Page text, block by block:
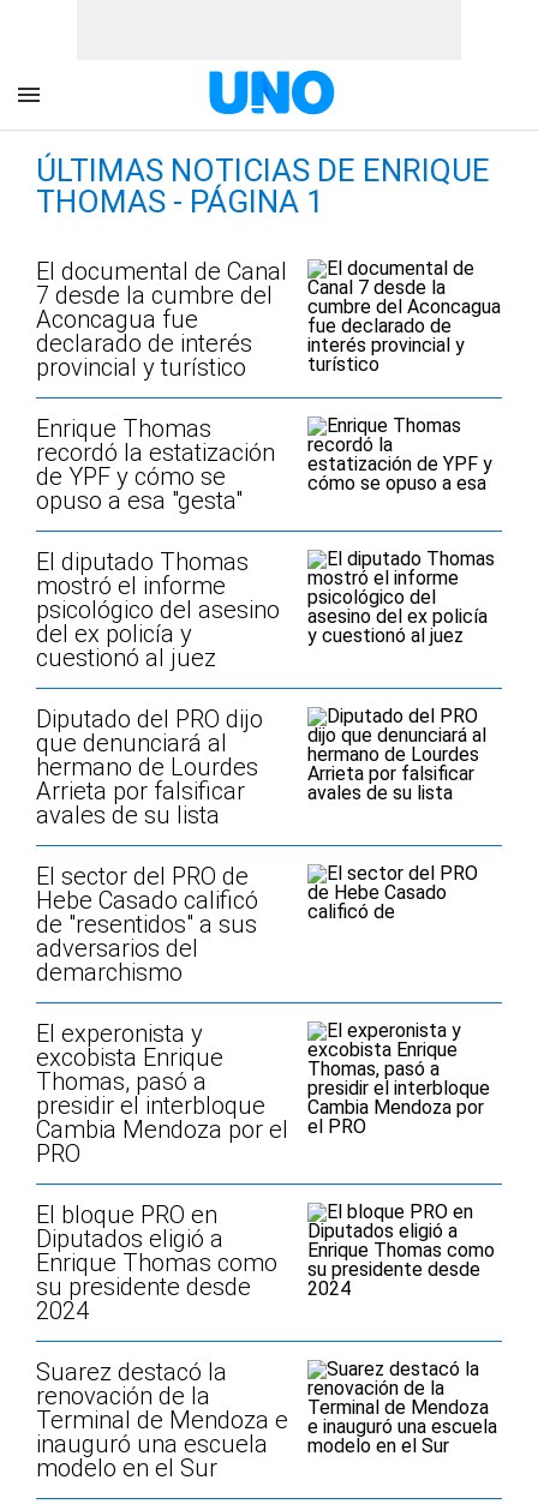
ÚLTIMAS NOTICIAS DE ENRIQUE
THOMAS - PÁGINA 1
El documental de Canal
7 desde la cumbre del
Aconcagua fue
declarado de interés
provincial y turístico
Enrique Thomas
recordó la estatización
de YPF y cómo se
opuso a esa "gesta"
El diputado Thomas
mostró el informe
psicológico del asesino
del ex policía y
cuestionó al juez
Diputado del PRO dijo
que denunciará al
hermano de Lourdes
Arrieta por falsificar
avales de su lista
El sector del PRO de
Hebe Casado calificó
de "resentidos" a sus
adversarios del
demarchismo
El experonista y
excobista Enrique
Thomas, pasó a
presidir el interbloque
Cambia Mendoza por el
PRO
El bloque PRO en
Diputados eligió a
Enrique Thomas como
su presidente desde
2024
Suarez destacó la
renovación de la
Terminal de Mendoza e
inauguró una escuela
modelo en el Sur